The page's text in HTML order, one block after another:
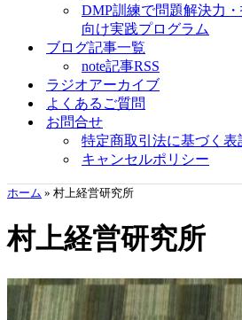
DMP訓練で問題解決力
向け実践プログラム
ブログ記事一覧
note記事RSS
ラジオアーカイブ
よくあるご質問
お問合せ
特定商取引法に基づく表
キャンセルポリシー
ホーム » 村上経営研究所
村上経営研究所